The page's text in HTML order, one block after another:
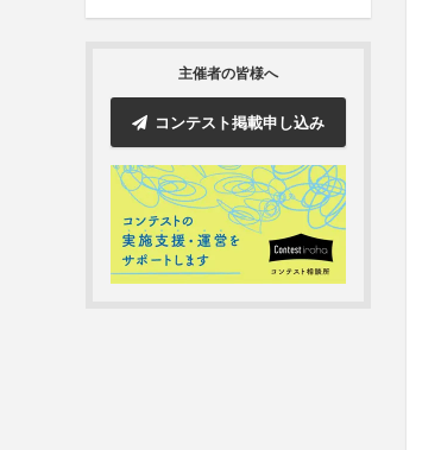
主催者の皆様へ
コンテスト掲載申し込み